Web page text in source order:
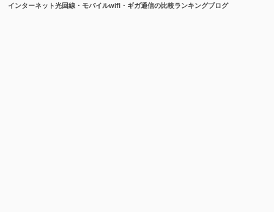
インターネット光回線・モバイルwifi・ギガ通信の比較ランキングブログ